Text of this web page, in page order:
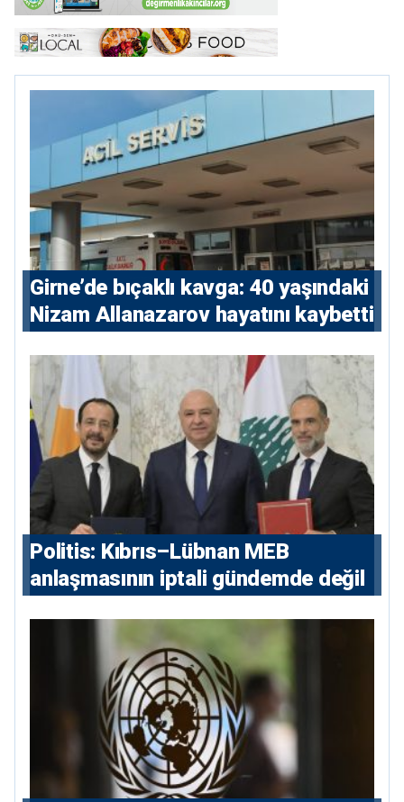
Girne’de bıçaklı kavga: 40 yaşındaki
Nizam Allanazarov hayatını kaybetti
Politis: Kıbrıs–Lübnan MEB
anlaşmasının iptali gündemde değil